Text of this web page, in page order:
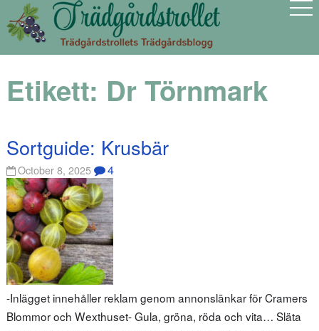
Etikett: Dr Törnmark
Sortguide: Krusbär
October 8, 2025 4
-Inlägget innehåller reklam genom annonslänkar för Cramers
Blommor och Wexthuset- Gula, gröna, röda och vita… Släta